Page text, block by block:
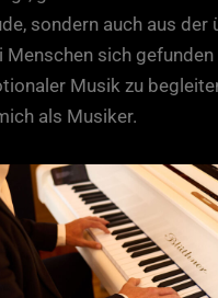
sondern auch aus
Menschen sich
Musik zu
als Musiker.